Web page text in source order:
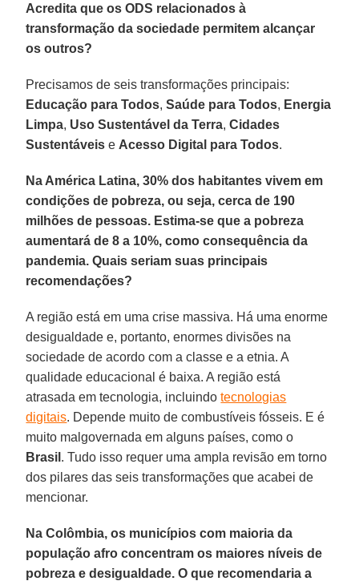
Acredita que os ODS relacionados à
transformação da sociedade permitem alcançar
os outros?
Precisamos de seis transformações principais:
Educação para Todos,Saúde para Todos, Energia
Limpa, Uso Sustentável da Terra,Cidades
Sustentáveis e Acesso Digital para Todos.
Na América Latina, 30% dos habitantes vivem em
condições de pobreza, ou seja, cerca de 190
milhões de pessoas. Estima-se que a pobreza
aumentará de 8 a 10%, como consequência da
pandemia. Quais seriam suas principais
recomendações?
A região está em uma crise massiva. Há uma enorme
desigualdade e, portanto, enormes divisões na
sociedade de acordo com a classe e a etnia. A
qualidade educacional é baixa. A região está
atrasada em tecnologia, incluindotecnologias
digitais. Depende muito de combustíveis fósseis. E é
muito malgovernada em alguns países, como o
Brasil . Tudo isso requer uma ampla revisão em torno
dos pilares das seis transformações que acabei de
mencionar.
Na Colômbia, os municípios com maioria da
população afro concentram os maiores níveis de
pobreza e desigualdade. O que recomendaria a